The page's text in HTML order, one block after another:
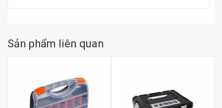
Sản phẩm liên quan